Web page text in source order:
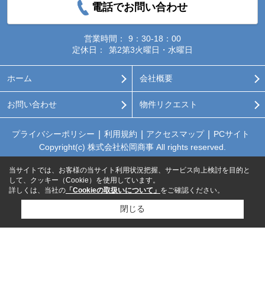
電話でお問い合わせ
営業時間：
9：30-18：00
定休日：
第2第3火曜日・水曜日
ホーム 会社概要
お問い合わせ 物件リクエスト
プライバシーポリシー 利用規約 アクセスマップ
PCサイト
Copyright(c) 株式会社松岡商事 All rights reserved.
当サイトでは、お客様の当サイト利用状況把握、サービス向上検討を目的と
して、クッキー（Cookie）を使用しています。
詳しくは、当社の 「Cookieの取扱いについて」 をご確認ください。
閉じる